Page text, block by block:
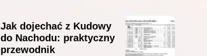
Jak dojechać z Kudowy
do Nachodu: praktyczny
przewodnik